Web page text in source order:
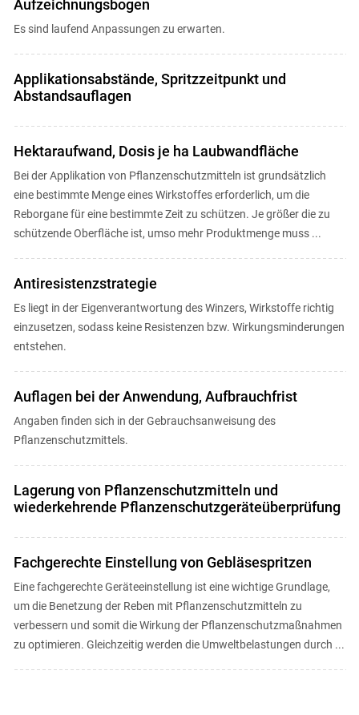
Aufzeichnungsbogen
Es sind laufend Anpassungen zu erwarten.
Applikationsabstände, Spritzzeitpunkt und
Abstandsauflagen
Hektaraufwand, Dosis je ha Laubwandfläche
Bei der Applikation von Pflanzenschutzmitteln ist grundsätzlich
eine bestimmte Menge eines Wirkstoffes erforderlich, um die
Reborgane für eine bestimmte Zeit zu schützen. Je größer die zu
schützende Oberfläche ist, umso mehr Produktmenge muss ...
Antiresistenzstrategie
Es liegt in der Eigenverantwortung des Winzers, Wirkstoffe richtig
einzusetzen, sodass keine Resistenzen bzw. Wirkungsminderungen
entstehen.
Auflagen bei der Anwendung, Aufbrauchfrist
Angaben finden sich in der Gebrauchsanweisung des
Pflanzenschutzmittels.
Lagerung von Pflanzenschutzmitteln und
wiederkehrende Pflanzenschutzgeräteüberprüfung
Fachgerechte Einstellung von Gebläsespritzen
Eine fachgerechte Geräteeinstellung ist eine wichtige Grundlage,
um die Benetzung der Reben mit Pflanzenschutzmitteln zu
verbessern und somit die Wirkung der Pflanzenschutzmaßnahmen
zu optimieren. Gleichzeitig werden die Umweltbelastungen durch ...